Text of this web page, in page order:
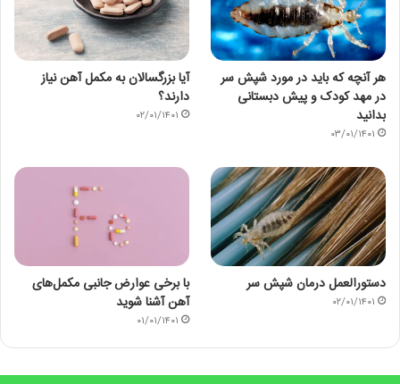
هر آنچه که باید در مورد شپش سر
در مهد کودک و پیش دبستانی
بدانید
۰۳/۰۱/۱۴۰۱
آیا بزرگسالان به مکمل آهن نیاز
دارند؟
۰۲/۰۱/۱۴۰۱
دستورالعمل درمان شپش سر
۰۲/۰۱/۱۴۰۱
با برخی عوارض جانبی مکمل‌های
آهن آشنا شوید
۰۱/۰۱/۱۴۰۱